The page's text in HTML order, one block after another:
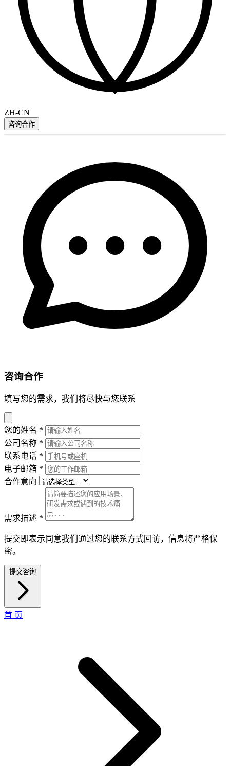
ZH-CN
咨询合作
咨询合作
填写您的需求，我们将尽快与您联系
您的姓名 *
公司名称 *
联系电话 *
电子邮箱 *
合作意向
需求描述 *
提交即表示同意我们通过您的联系方式回访，信息将严格保
密。
提交咨询
首 页